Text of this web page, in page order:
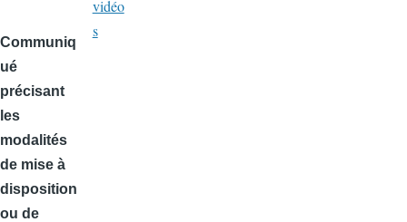
Communiq
ué
précisant
les
modalités
de mise à
disposition
ou de
vidéo
s